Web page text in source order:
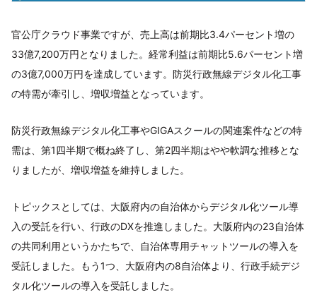
官公庁クラウド事業ですが、売上高は前期比3.4パーセント増の
33億7,200万円となりました。経常利益は前期比5.6パーセント増
の3億7,000万円を達成しています。防災行政無線デジタル化工事
の特需が牽引し、増収増益となっています。
防災行政無線デジタル化工事やGIGAスクールの関連案件などの特
需は、第1四半期で概ね終了し、第2四半期はやや軟調な推移とな
りましたが、増収増益を維持しました。
トピックスとしては、大阪府内の自治体からデジタル化ツール導
入の受託を行い、行政のDXを推進しました。大阪府内の23自治体
の共同利用というかたちで、自治体専用チャットツールの導入を
受託しました。もう1つ、大阪府内の8自治体より、行政手続デジ
タル化ツールの導入を受託しました。